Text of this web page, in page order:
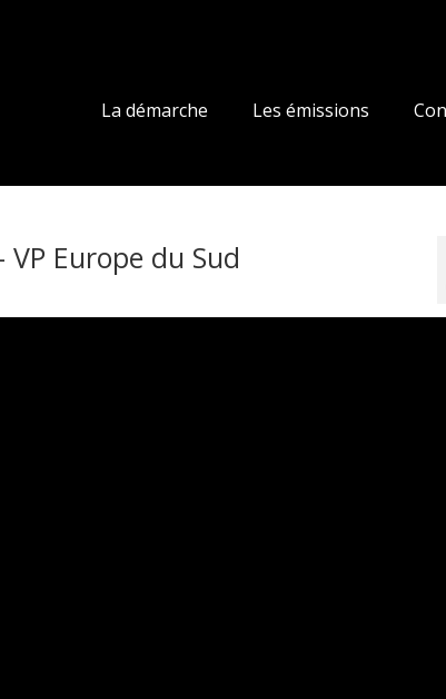
La démarche Les émissions
VP Europe du Sud